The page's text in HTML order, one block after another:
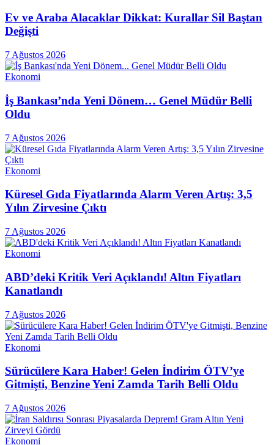
Ev ve Araba Alacaklar Dikkat: Kurallar Sil Baştan
Değişti
7 Ağustos 2026
Ekonomi
İş Bankası’nda Yeni Dönem… Genel Müdür Belli
Oldu
7 Ağustos 2026
Ekonomi
Küresel Gıda Fiyatlarında Alarm Veren Artış: 3,5
Yılın Zirvesine Çıktı
7 Ağustos 2026
Ekonomi
ABD’deki Kritik Veri Açıklandı! Altın Fiyatları
Kanatlandı
7 Ağustos 2026
Ekonomi
Sürücülere Kara Haber! Gelen İndirim ÖTV’ye
Gitmişti, Benzine Yeni Zamda Tarih Belli Oldu
7 Ağustos 2026
Ekonomi